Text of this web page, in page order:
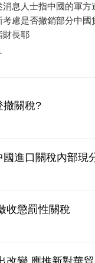
消息人士指中國的軍
慮是否撤銷部分中國
財長耶
撤關稅?
進口關稅內部現
收懲罰性關稅